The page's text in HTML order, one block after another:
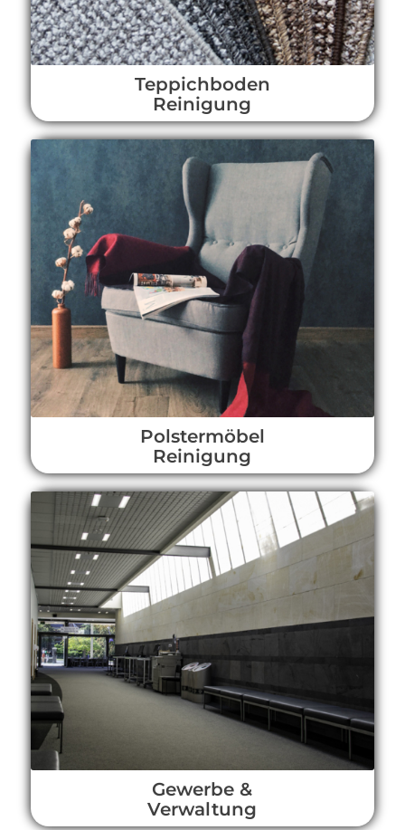
Teppichboden
Reinigung
Polstermöbel
Reinigung
Gewerbe &
Verwaltung